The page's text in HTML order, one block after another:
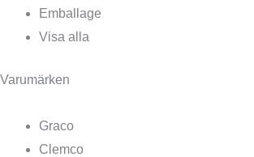
Emballage
Visa alla
Varumärken
Graco
Clemco